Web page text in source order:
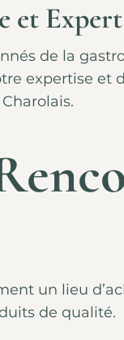
et Expert
de la
expertise
un lieu
de qualité.